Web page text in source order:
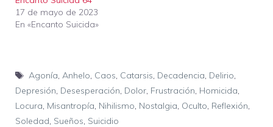
17 de mayo de 2023
En «Encanto Suicida»
Etiquetas
Agonía, Anhelo, Caos, Catarsis, Decadencia, Delirio,
Depresión, Desesperación, Dolor, Frustración, Homicida,
Locura, Misantropía, Nihilismo, Nostalgia, Oculto, Reflexión,
Soledad, Sueños, Suicidio